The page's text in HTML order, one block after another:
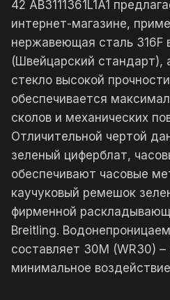
42 AB3111361L1A1
интернет-магазине,
нержавеющая сталь 316F
(Швейцарский стандарт),
стекло высокой
обеспечивается
сколов и механических
Отличительной чертой
зеленый циферблат,
обеспечивают часовые
каучуковый ремешок
фирменной
Breitling.
составляет 30М (WR30) –
минимальное